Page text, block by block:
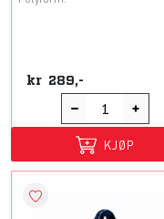
kr 289,-
KJØP